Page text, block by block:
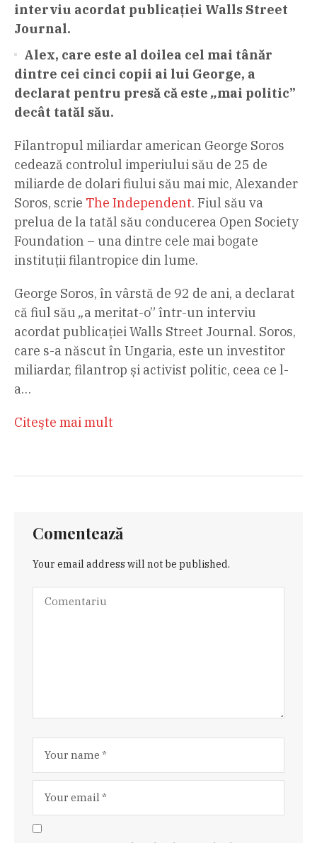
interviu acordat publicației Walls Street
Journal.
Alex, care este al doilea cel mai tânăr
dintre cei cinci copii ai lui George, a
declarat pentru presă că este „mai politic”
decât tatăl său.
Filantropul miliardar american George Soros
cedează controlul imperiului său de 25 de
miliarde de dolari fiului său mai mic, Alexander
Soros, scrie The Independent. Fiul său va
prelua de la tatăl său conducerea Open Society
Foundation – una dintre cele mai bogate
instituții filantropice din lume.
George Soros, în vârstă de 92 de ani, a declarat
că fiul său „a meritat-o” într-un interviu
acordat publicației Walls Street Journal. Soros,
care s-a născut în Ungaria, este un investitor
miliardar, filantrop și activist politic, ceea ce l-
a…
Citeşte mai mult
Comentează
Your email address will not be published.